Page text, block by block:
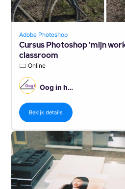
Adobe Photoshop
Cursus Photoshop 'mijn
classroom
Online
Oog in het zeil
Bekijk details